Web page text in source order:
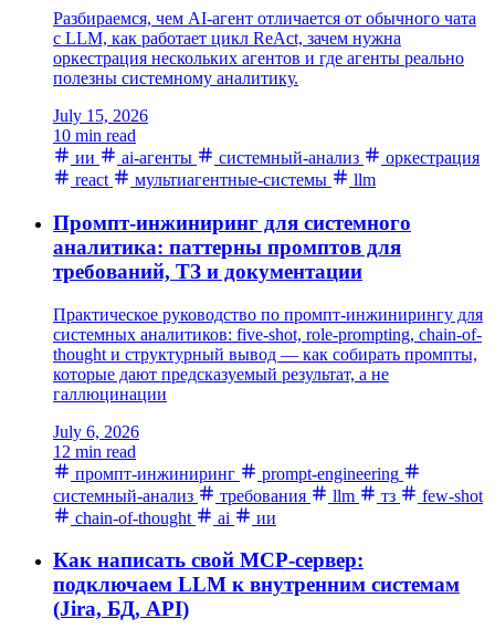
Разбираемся, чем AI-агент отличается от обычного чата
с LLM, как работает цикл ReAct, зачем нужна
оркестрация нескольких агентов и где агенты реально
полезны системному аналитику.
July 15, 2026
10 min read
ии
ai-агенты системный-анализ
оркестрация
react
мультиагентные-системы llm
Промпт-инжиниринг для системного
аналитика: паттерны промптов для
требований, ТЗ и документации
Практическое руководство по промпт-инжинирингу для
системных аналитиков: five-shot, role-prompting, chain-of-
thought и структурный вывод — как собирать промпты,
которые дают предсказуемый результат, а не
галлюцинации
July 6, 2026
12 min read
промпт-инжиниринг
prompt-engineering
системный-анализ
требования llm тз
few-shot
chain-of-thought
ai ии
Как написать свой MCP-сервер:
подключаем LLM к внутренним системам
(Jira, БД, API)